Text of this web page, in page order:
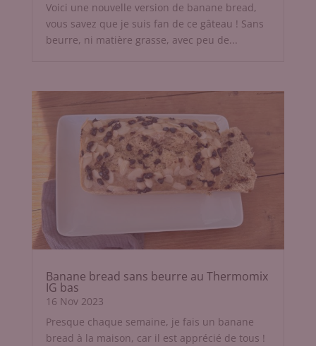
Voici une nouvelle version de banane bread,
vous savez que je suis fan de ce gâteau ! Sans
beurre, ni matière grasse, avec peu de...
Banane bread sans beurre au Thermomix
IG bas
16 Nov 2023
Presque chaque semaine, je fais un banane
bread à la maison, car il est apprécié de tous !